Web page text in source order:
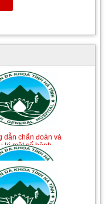
dẫn chẩn đoán và
trị một số bệnh
truyền nhiễm